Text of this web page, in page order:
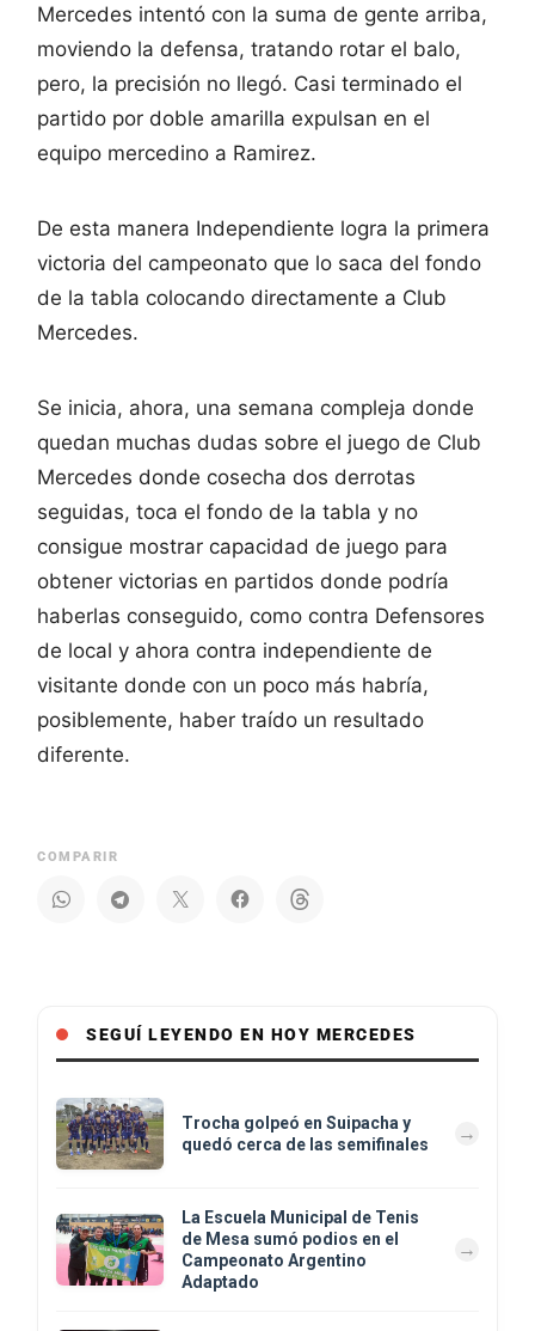
Mercedes intentó con la suma de gente arriba,
moviendo la defensa, tratando rotar el balo,
pero, la precisión no llegó. Casi terminado el
partido por doble amarilla expulsan en el
equipo mercedino a Ramirez.
De esta manera Independiente logra la primera
victoria del campeonato que lo saca del fondo
de la tabla colocando directamente a Club
Mercedes.
Se inicia, ahora, una semana compleja donde
quedan muchas dudas sobre el juego de Club
Mercedes donde cosecha dos derrotas
seguidas, toca el fondo de la tabla y no
consigue mostrar capacidad de juego para
obtener victorias en partidos donde podría
haberlas conseguido, como contra Defensores
de local y ahora contra independiente de
visitante donde con un poco más habría,
posiblemente, haber traído un resultado
diferente.
COMPARIR
SEGUÍ LEYENDO EN HOY MERCEDES
Trocha golpeó en Suipacha y
quedó cerca de las semifinales
La Escuela Municipal de Tenis
de Mesa sumó podios en el
Campeonato Argentino
Adaptado